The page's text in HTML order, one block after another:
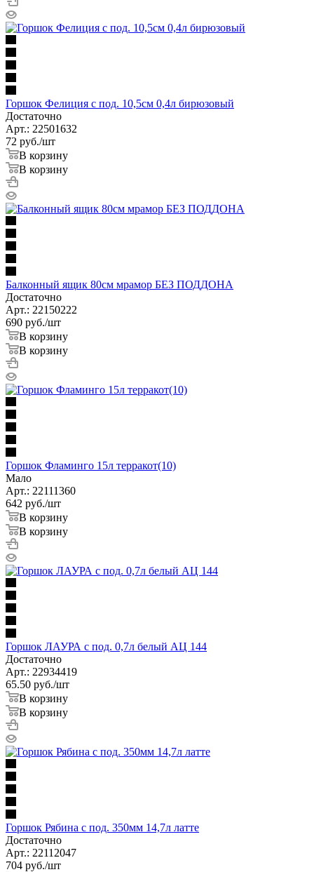
Горшок Фелиция с под. 10,5см 0,4л бирюзовый
Достаточно
Арт.: 22501632
72 руб./шт
В корзину
В корзину
Балконный ящик 80см мрамор БЕЗ ПОДДОНА
Достаточно
Арт.: 22150222
690 руб./шт
В корзину
В корзину
Горшок Фламинго 15л терракот(10)
Мало
Арт.: 22111360
642 руб./шт
В корзину
В корзину
Горшок ЛАУРА с под. 0,7л белый АЦ 144
Достаточно
Арт.: 22934419
65.50 руб./шт
В корзину
В корзину
Горшок Рябина с под. 350мм 14,7л латте
Достаточно
Арт.: 22112047
704 руб./шт